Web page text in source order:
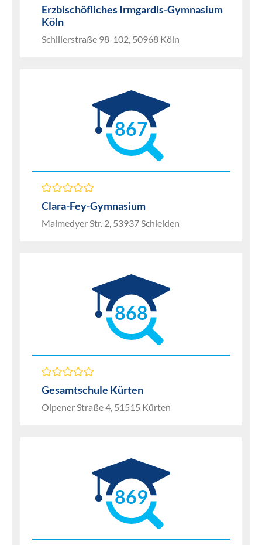
Erzbischöfliches Irmgardis-Gymnasium
Köln
Schillerstraße 98-102, 50968 Köln
867
Clara-Fey-Gymnasium
Malmedyer Str. 2, 53937 Schleiden
868
Gesamtschule Kürten
Olpener Straße 4, 51515 Kürten
869